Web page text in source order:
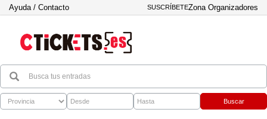
Ayuda / Contacto SUSCRÍBETEZona Organizadores
Buscar